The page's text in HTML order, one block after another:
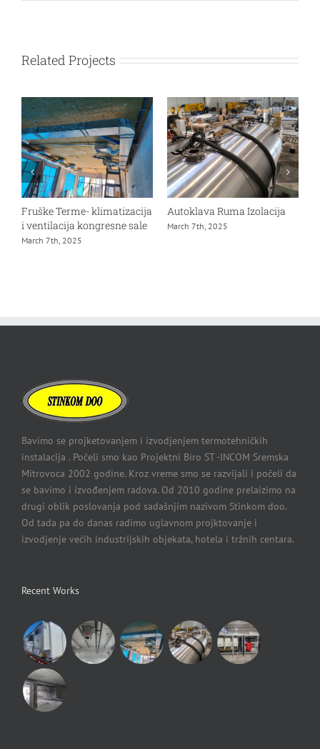
Related Projects
Fruške Terme- klimatizacija
i ventilacija kongresne sale
March 7th, 2025
Autoklava Ruma Izolacija
March 7th, 2025
Bavimo se projketovanjem i izvodjenjem termotehničkih
instalacija . Počeli smo kao Projektni Biro ST -INCOM Sremska
Mitrovoca 2002 godine. Kroz vreme smo se razvijali i počeli da
se bavimo i izvođenjem radova. Od 2010 godine prelaizimo na
drugi oblik poslovanja pod sadašnjim nazivom Stinkom doo.
Od tada pa do danas radimo uglavnom projktovanje i
izvodjenje većih industrijskih objekata, hotela i tržnih centara.
Recent Works